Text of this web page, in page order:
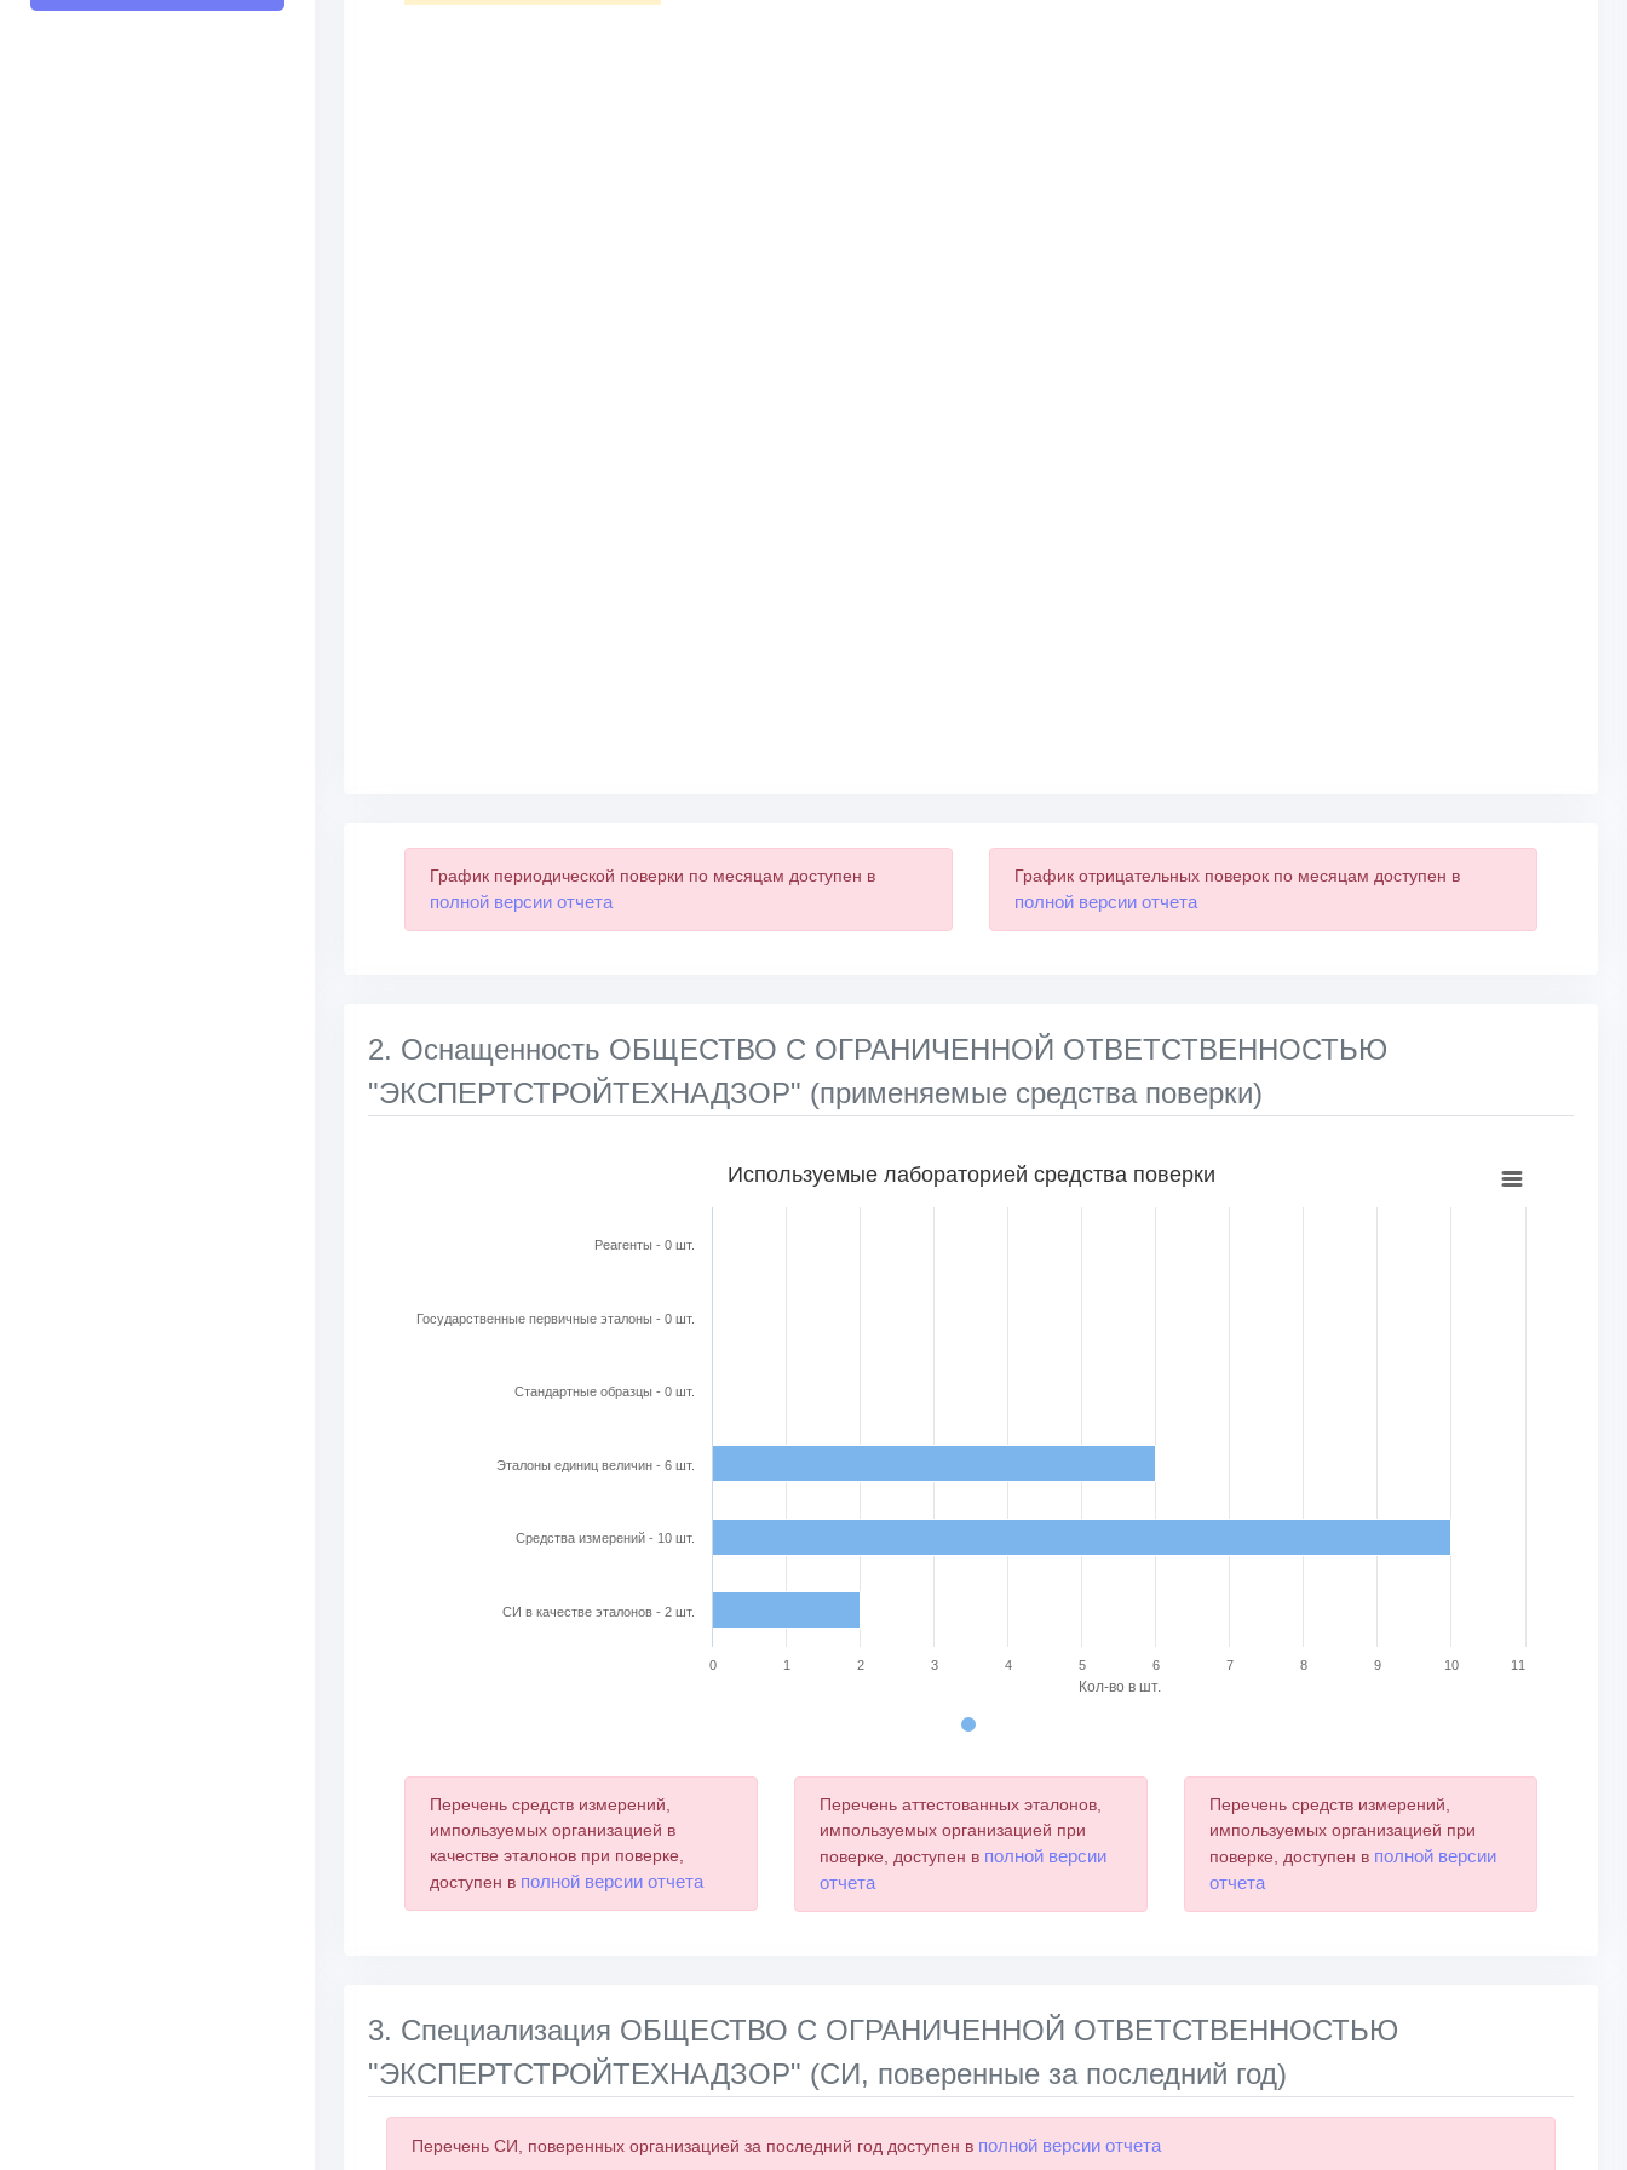
График периодической поверки по месяцам доступен в
полной версии отчета
График отрицательных поверок по месяцам доступен в
полной версии отчета
2. Оснащенность ОБЩЕСТВО С ОГРАНИЧЕННОЙ ОТВЕТСТВЕННОСТЬЮ
"ЭКСПЕРТСТРОЙТЕХНАДЗОР" (применяемые средства поверки)
Кол-во в шт.
Используемые лабораторией средства поверки
Реагенты - 0 шт.
Государственные первичные эталоны - 0 шт.
Стандартные образцы - 0 шт.
Эталоны единиц величин - 6 шт.
Cредства измерений - 10 шт.
СИ в качестве эталонов - 2 шт.
0 1 2 3 4 5 6 7 8 9 10 11
Перечень средств измерений,
импользуемых организацией в
качестве эталонов при поверке,
доступен в полной версии отчета
Перечень аттестованных эталонов,
импользуемых организацией при
поверке, доступен в полной версии
отчета
Перечень средств измерений,
импользуемых организацией при
поверке, доступен в полной версии
отчета
3. Специализация ОБЩЕСТВО С ОГРАНИЧЕННОЙ ОТВЕТСТВЕННОСТЬЮ
"ЭКСПЕРТСТРОЙТЕХНАДЗОР" (СИ, поверенные за последний год)
Перечень СИ, поверенных организацией за последний год доступен в полной версии отчета